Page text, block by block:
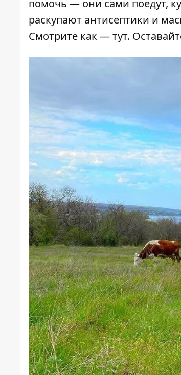
помочь — они сами поедут,
раскупают антисептики и
Смотрите как —тут.